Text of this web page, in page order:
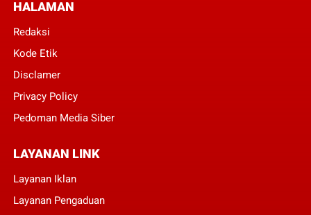
HALAMAN
Redaksi
Kode Etik
Disclamer
Privacy Policy
Pedoman Media Siber
LAYANAN LINK
Layanan Iklan
Layanan Pengaduan